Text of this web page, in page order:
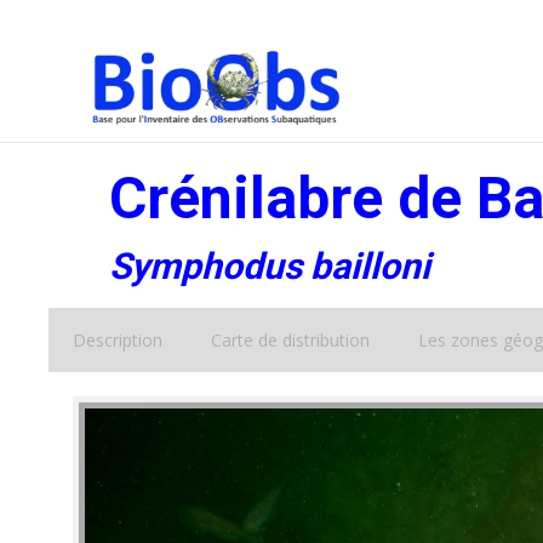
Crénilabre de
Symphodus bailloni
Description Carte de distribution Les zones